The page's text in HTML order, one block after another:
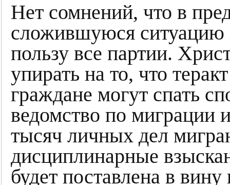
Нет сомнений, что в
сложившуюся ситуацию
пользу все партии.
упирать на то, что
граждане могут спать
ведомство по миграции
тысяч личных дел
дисциплинарные
будет поставлена в